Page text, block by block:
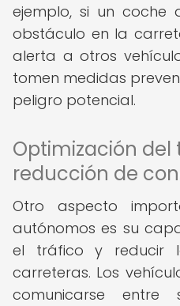
ejemplo, si un coche
obstáculo en la
alerta a otros
tomen medidas
peligro potencial.
Optimización del
reducción de
Otro aspecto
autónomos es su
el tráfico y reducir
carreteras. Los
comunicarse